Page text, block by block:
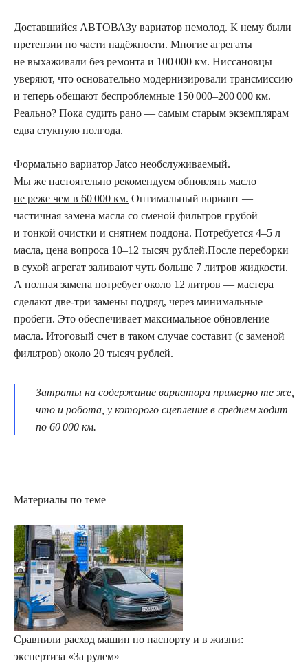
Доставшийся АВТОВАЗу вариатор немолод. К нему были
претензии по части надёжности. Многие агрегаты
не выхаживали без ремонта и 100 000 км. Ниссановцы
уверяют, что основательно модернизировали трансмиссию
и теперь обещают беспроблемные 150 000–200 000 км.
Реально? Пока судить рано — самым старым экземплярам
едва стукнуло полгода.
Формально вариатор Jatco необслуживаемый.
Мы же настоятельно рекомендуем обновлять масло
не реже чем в 60 000 км. Оптимальный вариант —
частичная замена масла со сменой фильтров грубой
и тонкой очистки и снятием поддона. Потребуется 4–5 л
масла, цена вопроса 10–12 тысяч рублей.После переборки
в сухой агрегат заливают чуть больше 7 литров жидкости.
А полная замена потребует около 12 литров — мастера
сделают две-три замены подряд, через минимальные
пробеги. Это обеспечивает максимальное обновление
масла. Итоговый счет в таком случае составит (с заменой
фильтров) около 20 тысяч рублей.
Затраты на содержание вариатора примерно те же,
что и робота, у которого сцепление в среднем ходит
по 60 000 км.
Материалы по теме
Сравнили расход машин по паспорту и в жизни:
экспертиза «За рулем»